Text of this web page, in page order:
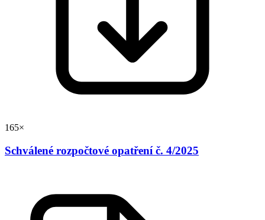
165×
Schválené rozpočtové opatření č. 4/2025